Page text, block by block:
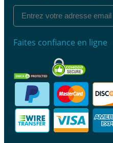
Faites confiance en ligne